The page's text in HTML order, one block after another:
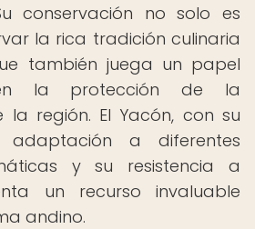
conservación no solo es
la rica tradición culinaria
también juega un papel
la protección de la
la región. El Yacón, con su
a diferentes
y su resistencia a
un recurso invaluable
andino.